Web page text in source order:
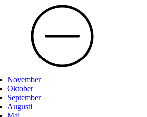
November
Oktober
September
Augusti
Maj